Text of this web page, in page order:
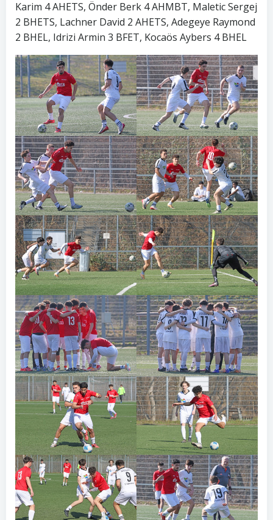
Karim 4 AHETS, Önder Berk 4 AHMBT, Maletic Sergej
2 BHETS, Lachner David 2 AHETS, Adegeye Raymond
2 BHEL, Idrizi Armin 3 BFET, Kocaös Aybers 4 BHEL